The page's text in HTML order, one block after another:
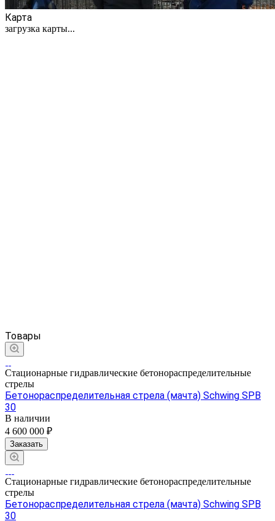
Карта
загрузка карты...
Товары
Стационарные гидравлические бетонораспределительные
стрелы
Бетонораспределительная стрела (мачта) Schwing SPB
30
В наличии
4 600 000 ₽
Заказать
Стационарные гидравлические бетонораспределительные
стрелы
Бетонораспределительная стрела (мачта) Schwing SPB
30